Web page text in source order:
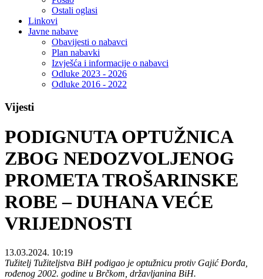
Ostali oglasi
Linkovi
Javne nabave
Obavijesti o nabavci
Plan nabavki
Izvješća i informacije o nabavci
Odluke 2023 - 2026
Odluke 2016 - 2022
Vijesti
PODIGNUTA OPTUŽNICA
ZBOG NEDOZVOLJENOG
PROMETA TROŠARINSKE
ROBE – DUHANA VEĆE
VRIJEDNOSTI
13.03.2024. 10:19
Tužitelj Tužiteljstva BiH podigao je optužnicu protiv Gajić Đorđa,
rođenog 2002. godine u Brčkom, državljanina BiH.